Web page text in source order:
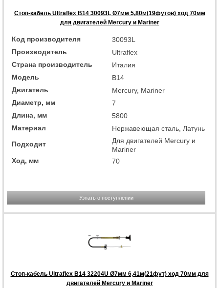
Стоп-кабель Ultraflex B14 30093L Ø7мм 5,80м(19футов) ход 70мм
для двигателей Mercury и Mariner
Код производителя
30093L
Производитель
Ultraflex
Страна производитель
Италия
Модель
B14
Двигатель
Mercury, Mariner
Диаметр, мм
7
Длина, мм
5800
Материал
Нержавеющая сталь, Латунь
Подходит
Для двигателей Mercury и
Mariner
Ход, мм
70
Узнать о поступлении
Стоп-кабель Ultraflex B14 32204U Ø7мм 6,41м(21фут) ход 70мм для
двигателей Mercury и Mariner